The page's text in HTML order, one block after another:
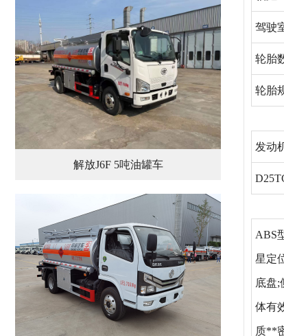
解放J6F 5吨油罐车
驾驶
轮胎
轮胎
发动
ABS
星定
底盘;
体有
质**